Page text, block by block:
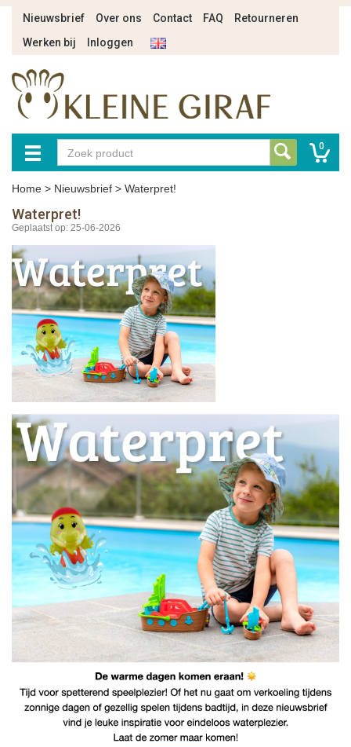
Nieuwsbrief Over ons Contact FAQ
Retourneren
Werken bij
Inloggen
0
Home > Nieuwsbrief > Waterpret!
Waterpret!
Geplaatst op: 25-06-2026